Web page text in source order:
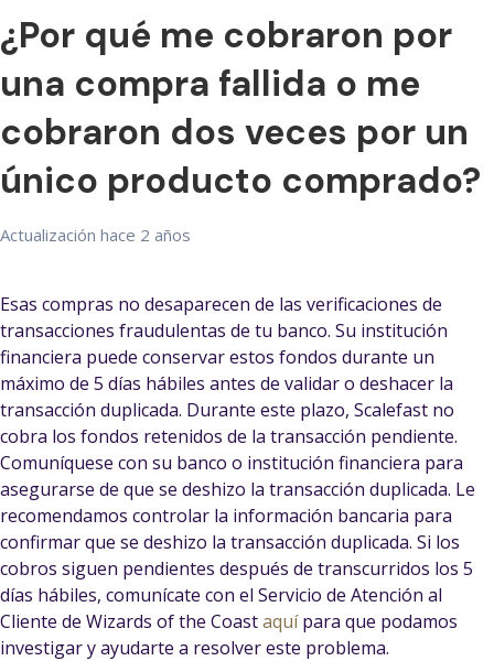
¿Por qué me cobraron por
una compra fallida o me
cobraron dos veces por un
único producto comprado?
Actualización hace 2 años
Esas compras no desaparecen de las verificaciones de
transacciones fraudulentas de tu banco. Su institución
financiera puede conservar estos fondos durante un
máximo de 5 días hábiles antes de validar o deshacer la
transacción duplicada. Durante este plazo, Scalefast no
cobra los fondos retenidos de la transacción pendiente.
Comuníquese con su banco o institución financiera para
asegurarse de que se deshizo la transacción duplicada. Le
recomendamos controlar la información bancaria para
confirmar que se deshizo la transacción duplicada. Si los
cobros siguen pendientes después de transcurridos los 5
días hábiles, comunícate con el Servicio de Atención al
Cliente de Wizards of the Coastaquípara que podamos
investigar y ayudarte a resolver este problema.